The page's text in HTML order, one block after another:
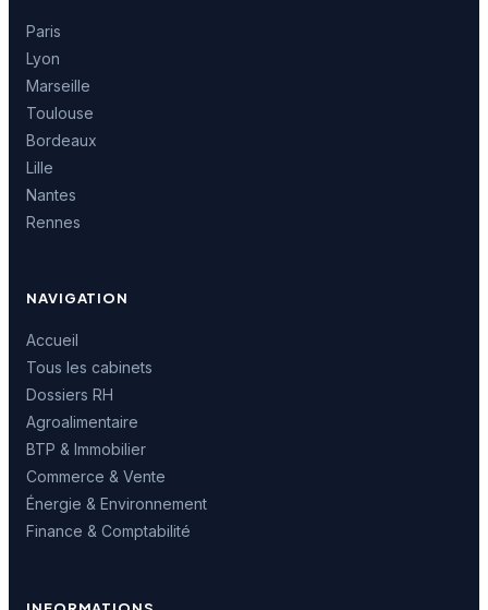
Paris
Lyon
Marseille
Toulouse
Bordeaux
Lille
Nantes
Rennes
NAVIGATION
Accueil
Tous les cabinets
Dossiers RH
Agroalimentaire
BTP & Immobilier
Commerce & Vente
Énergie & Environnement
Finance & Comptabilité